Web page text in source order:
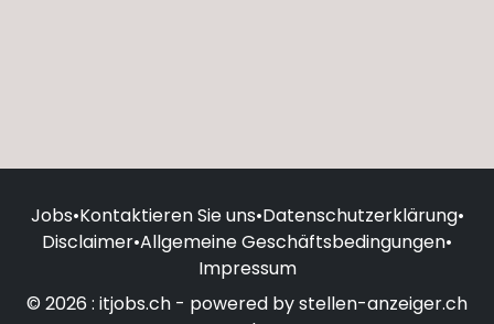
Jobs•Kontaktieren Sie uns•Datenschutzerklärung•
Disclaimer•Allgemeine Geschäftsbedingungen•
Impressum
© 2026 : itjobs.ch - powered by stellen-anzeiger.ch